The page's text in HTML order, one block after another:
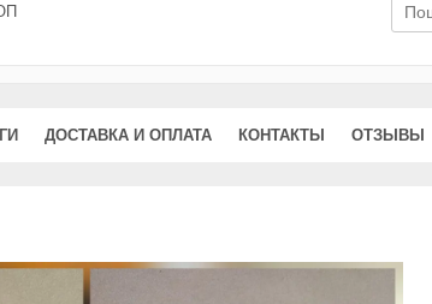
ДОСТАВКА И ОПЛАТА КОНТАКТЫ ОТЗЫВЫ